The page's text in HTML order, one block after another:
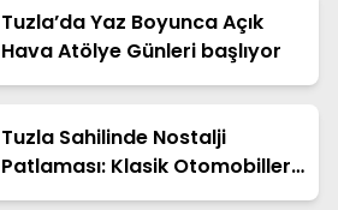
Tuzla’da Yaz Boyunca Açık
Hava Atölye Günleri başlıyor
Tuzla Sahilinde Nostalji
Patlaması: Klasik Otomobiller
Zamana Meydan Okudu